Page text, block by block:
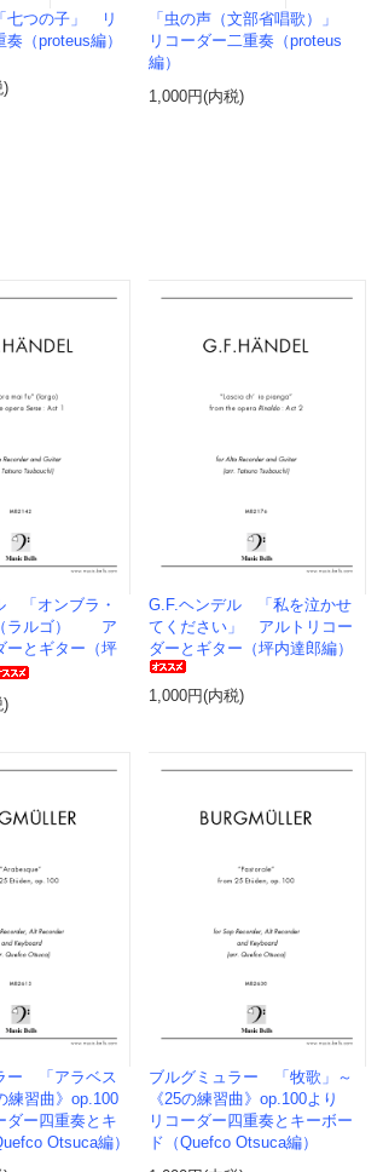
七つの子」 リ
奏（proteus編）
)
「虫の声（文部省唱歌）」
リコーダー二重奏（proteus
編）
1,000円(内税)
「オンブラ・
ラルゴ） ア
ーとギター（坪
)
G.F.ヘンデル 「私を泣かせ
てください」 アルトリコー
ダーとギター（坪内達郎編）
1,000円(内税)
ー 「アラベス
練習曲》op.100
ー四重奏とキ
Otsuca編）
ブルグミュラー 「牧歌」～
《25の練習曲》op.100より
リコーダー四重奏とキーボー
ド（Quefco Otsuca編）